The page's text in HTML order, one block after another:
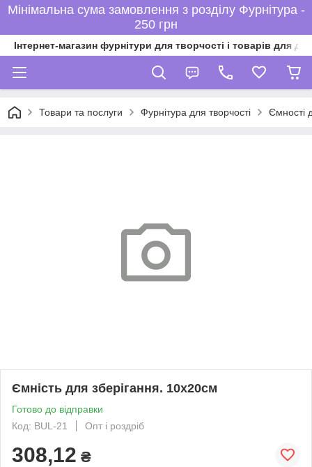
Мінімальна сума замовлення з розділу Фурнітура -
250 грн
Інтернет-магазин фурнітури для творчості і товарів для
Товари та послуги Фурнітура для творчості Ємності
Ємність для зберігання. 10х20см
Готово до відправки
Код: BUL-21
Опт і роздріб
308,12 ₴